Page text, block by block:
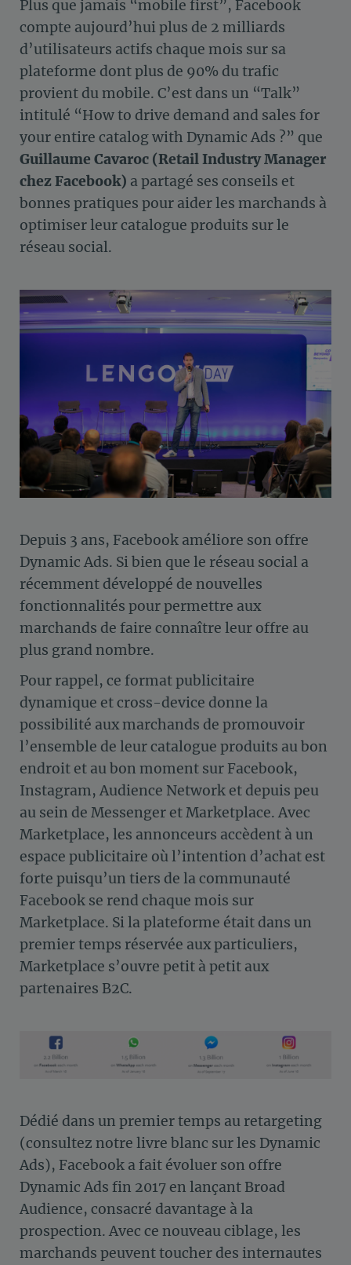
Plus que jamais “mobile first”, Facebook
compte aujourd’hui plus de 2 milliards
d’utilisateurs actifs chaque mois sur sa
plateforme dont plus de 90% du trafic
provient du mobile. C’est dans un “Talk”
intitulé “How to drive demand and sales for
your entire catalog with Dynamic Ads ?” que
Guillaume Cavaroc (Retail Industry Manager
chez Facebook) a partagé ses conseils et
bonnes pratiques pour aider les marchands à
optimiser leur catalogue produits sur le
réseau social.
Depuis 3 ans, Facebook améliore son offre
Dynamic Ads. Si bien que le réseau social a
récemment développé de nouvelles
fonctionnalités pour permettre aux
marchands de faire connaître leur offre au
plus grand nombre.
Pour rappel, ce format publicitaire
dynamique et cross-device donne la
possibilité aux marchands de promouvoir
l’ensemble de leur catalogue produits au bon
endroit et au bon moment sur Facebook,
Instagram, Audience Network et depuis peu
au sein de Messenger et Marketplace. Avec
Marketplace, les annonceurs accèdent à un
espace publicitaire où l’intention d’achat est
forte puisqu’un tiers de la communauté
Facebook se rend chaque mois sur
Marketplace. Si la plateforme était dans un
premier temps réservée aux particuliers,
Marketplace s’ouvre petit à petit aux
partenaires B2C.
Dédié dans un premier temps au retargeting
(consultez notre livre blanc sur les Dynamic
Ads), Facebook a fait évoluer son offre
Dynamic Ads fin 2017 en lançant Broad
Audience, consacré davantage à la
prospection. Avec ce nouveau ciblage, les
marchands peuvent toucher des internautes